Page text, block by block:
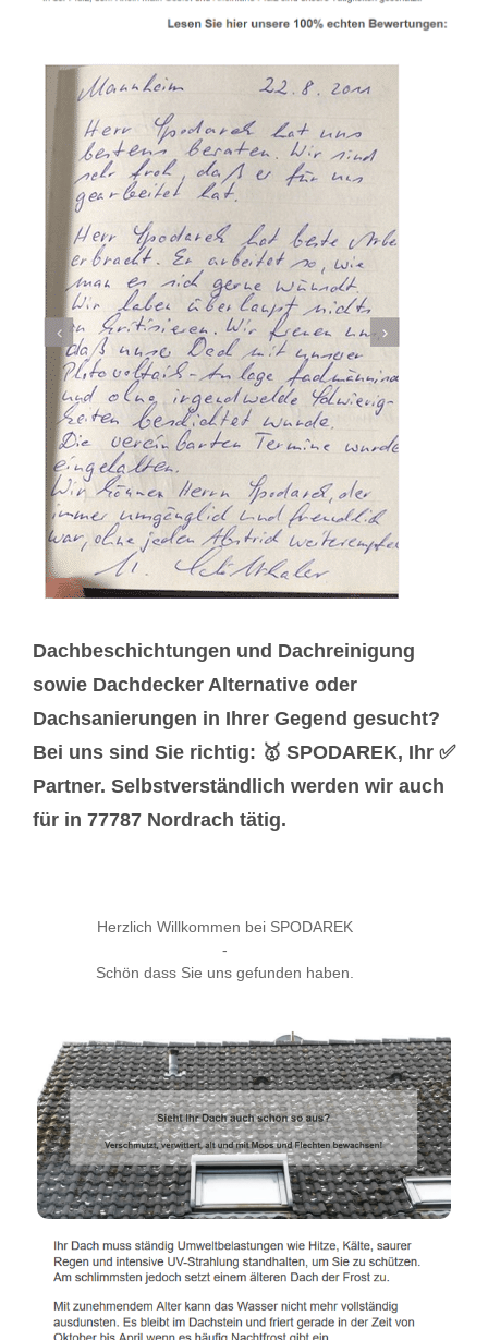
Dachbeschichtungen und Dachreinigung
sowie Dachdecker Alternative oder
Dachsanierungen in Ihrer Gegend gesucht?
Bei uns sind Sie richtig: 🥇 SPODAREK, Ihr ✅
Partner. Selbstverständlich werden wir auch
für in 77787 Nordrach tätig.
Herzlich Willkommen bei SPODAREK
-
Schön dass Sie uns gefunden haben.